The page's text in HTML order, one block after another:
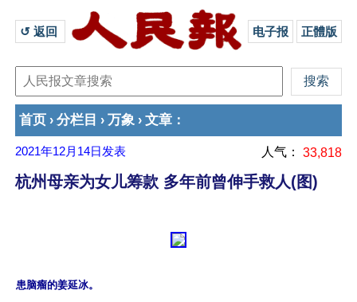
↺ 返回 电子报 正體版
首页 › 分栏目 › 万象 › 文章 ：
2021年12月14日 发表 人气： 33,818
杭州母亲为女儿筹款 多年前曾伸手救人(图)